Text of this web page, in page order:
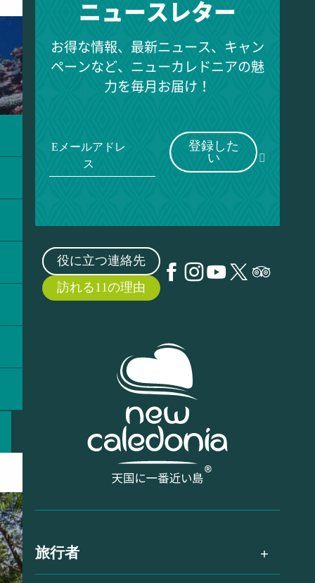
ニュースレター
お得な情報、最新ニュース、キャン
ペーンなど、ニューカレドニアの魅
力を毎月お届け！
Eメールアドレ
ス
登録した
い
役に立つ連絡先
訪れる11の理由
旅行者